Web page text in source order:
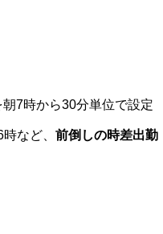
7時から30分単位で設定
など、 前倒しの時差出勤